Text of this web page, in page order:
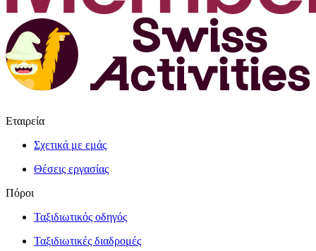
Εταιρεία
Σχετικά με εμάς
Θέσεις εργασίας
Πόροι
Ταξιδιωτικός οδηγός
Ταξιδιωτικές διαδρομές